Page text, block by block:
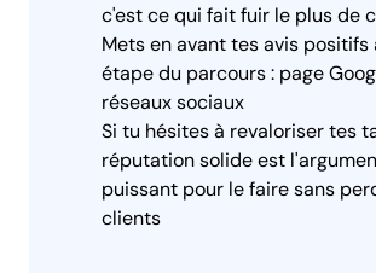
c'est ce qui fait fuir le plus de
Mets en avant tes avis positifs
étape du parcours : page
réseaux sociaux
Si tu hésites à revaloriser tes
réputation solide est
puissant pour le faire sans
clients